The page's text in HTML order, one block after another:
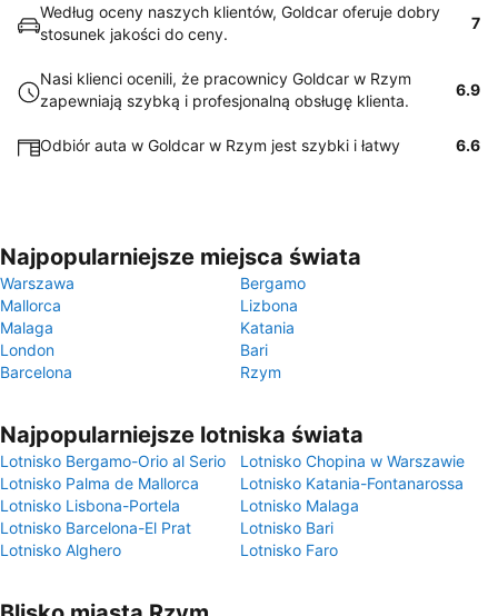
Według oceny naszych klientów, Goldcar oferuje dobry
stosunek jakości do ceny.
7
Nasi klienci ocenili, że pracownicy Goldcar w Rzym
zapewniają szybką i profesjonalną obsługę klienta.
6.9
Odbiór auta w Goldcar w Rzym jest szybki i łatwy 6.6
Najpopularniejsze miejsca świata
Warszawa
Bergamo
Mallorca
Lizbona
Malaga
Katania
London
Bari
Barcelona
Rzym
Najpopularniejsze lotniska świata
Lotnisko Bergamo-Orio al Serio
Lotnisko Chopina w Warszawie
Lotnisko Palma de Mallorca
Lotnisko Katania-Fontanarossa
Lotnisko Lisbona-Portela
Lotnisko Malaga
Lotnisko Barcelona-El Prat
Lotnisko Bari
Lotnisko Alghero
Lotnisko Faro